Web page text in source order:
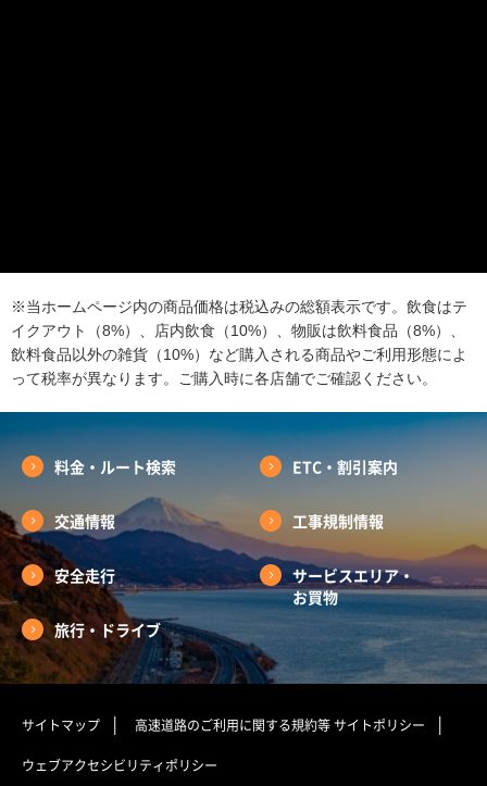
※当ホームページ内の商品価格は税込みの総額表示です。飲食はテ
イクアウト（8%）、店内飲食（10%）、物販は飲料食品（8%）、
飲料食品以外の雑貨（10%）など購入される商品やご利用形態によ
って税率が異なります。ご購入時に各店舗でご確認ください。
料金・ルート検索 ETC・割引案内
交通情報 工事規制情報
安全走行
サービスエリア・
お買物
旅行・ドライブ
サイトマップ 高速道路のご利用に関する規約等サイトポリシー
ウェブアクセシビリティポリシー